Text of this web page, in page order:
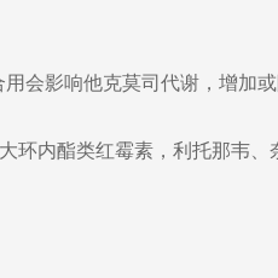
会影响他克莫司代谢，增加或
环内酯类红霉素，利托那韦